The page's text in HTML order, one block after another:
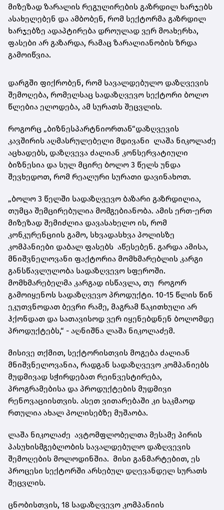
მიზეზად ზარალის რეგულირების გაზრდილ ხარჯებს
ასახელებენ და ამბობენ, რომ სექტორმა გაზრდილ
ხარჯებზე ადაპტირება დროულად ვერ მოახერხა,
ფასები არ გაზარდა, რამაც ზარალიანობის ზრდა
გამოიწვია.
დარგში ფიქრობენ, რომ სავალდებულო დაზღვევის
შემოღება, რომელსაც სადაზღვევო სექტორი ბოლო
წლებია ელოდება, ამ სურათს შეცვლის.
როგორც „ბიზნესპარტნიორთან“დაზღვევის
კავშირის აღმასრულებელი მდივანი ლაშა ნიკოლაძე
აცხადებს, დაზღვევა ძალიან კონსერვატიული
ბიზნესია და სულ მცირე ბოლო 3 წელს უნდა
შევხედოთ, რომ რეალური სურათი დავინახოთ.
„ბოლო 3 წელში სადაზღვევო ბაზარი გაზრდილია,
თუმცა შემცირებულია მომგებიანობა. ამის ერთ-ერთ
მიზეზად შემიძლია დავასახელო ის, რომ
კონკურენციის გამო, სხვადასხვა პოლისზე
კომპანიები დაბალ ფასებს აწესებენ. გარდა ამისა,
მნიშვნელოვანი ფაქტორია მომხმარებლის კარგი
განსწავლულობა სადაზღვევო სფეროში.
მომხმარებელმა კარგად ისწავლა, თუ როგორ
გამოიყენოს სადაზღვევო პროდუქტი. 10-15 წლის წინ
ეკუთვნოდათ ბევრი რამე, მაგრამ წაკითხული არ
ჰქონდათ და სათავისოდ ვერ იყენებდნენ ბოლომდე
პროდუქტებს,“ - აღნიშნა ლაშა ნიკოლაძემ.
მისივე თქმით, სექტორისთვის მოგება ძალიან
მნიშვნელოვანია, რადგან სადაზღვევო კომპანიებს
მუდმივად სჭირდებათ რეინვესტირება,
პროგრამებისა და პროდუქტების მუდმივი
რენოვაციისთვის. ასეთ ვითარებაში კი საკმაოდ
რთულია ახალ პოლისებზე მუშაობა.
ლაშა ნიკოლაძე ავტომფლობელთა მესამე პირის
პასუხისმგებლობის სავალდებულო დაზღვევის
შემოღების მოლოდინშია. მისი განმარტებით, ეს
პროცესი სექტორში არსებულ დღევანდელ სურათს
შეცვლის.
ცნობისთვის, 18 სადაზღვევო კომპანიის